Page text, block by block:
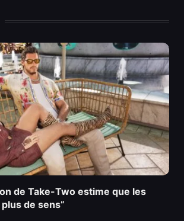
de Take-Two estime que les
de sens”